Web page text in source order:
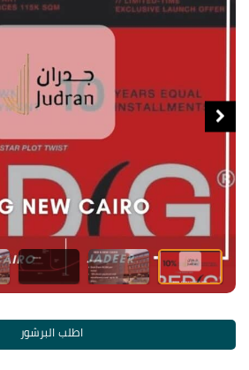
اطلب البرشور